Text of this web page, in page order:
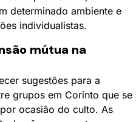
determinado ambiente e
individualistas.
mútua na
sugestões para a
grupos em Corinto que se
ocasião do culto. As